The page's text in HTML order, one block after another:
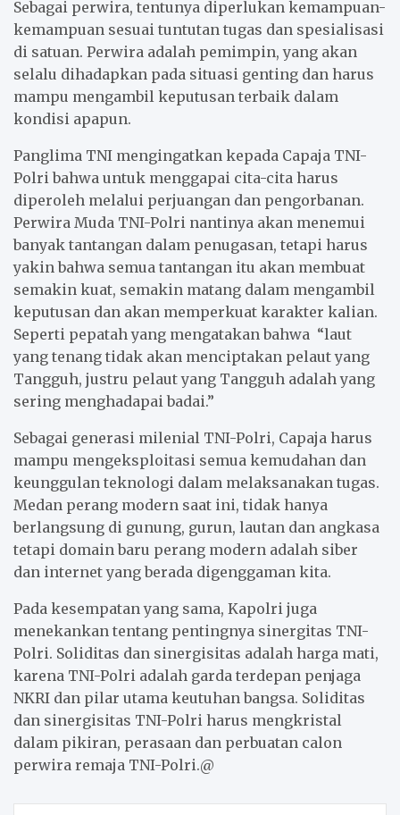
Sebagai perwira, tentunya diperlukan kemampuan-
kemampuan sesuai tuntutan tugas dan spesialisasi
di satuan. Perwira adalah pemimpin, yang akan
selalu dihadapkan pada situasi genting dan harus
mampu mengambil keputusan terbaik dalam
kondisi apapun.
Panglima TNI mengingatkan kepada Capaja TNI-
Polri bahwa untuk menggapai cita-cita harus
diperoleh melalui perjuangan dan pengorbanan.
Perwira Muda TNI-Polri nantinya akan menemui
banyak tantangan dalam penugasan, tetapi harus
yakin bahwa semua tantangan itu akan membuat
semakin kuat, semakin matang dalam mengambil
keputusan dan akan memperkuat karakter kalian.
Seperti pepatah yang mengatakan bahwa “laut
yang tenang tidak akan menciptakan pelaut yang
Tangguh, justru pelaut yang Tangguh adalah yang
sering menghadapai badai.”
Sebagai generasi milenial TNI-Polri, Capaja harus
mampu mengeksploitasi semua kemudahan dan
keunggulan teknologi dalam melaksanakan tugas.
Medan perang modern saat ini, tidak hanya
berlangsung di gunung, gurun, lautan dan angkasa
tetapi domain baru perang modern adalah siber
dan internet yang berada digenggaman kita.
Pada kesempatan yang sama, Kapolri juga
menekankan tentang pentingnya sinergitas TNI-
Polri. Soliditas dan sinergisitas adalah harga mati,
karena TNI-Polri adalah garda terdepan penjaga
NKRI dan pilar utama keutuhan bangsa. Soliditas
dan sinergisitas TNI-Polri harus mengkristal
dalam pikiran, perasaan dan perbuatan calon
perwira remaja TNI-Polri.@